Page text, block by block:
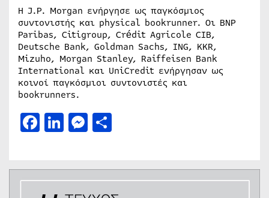
Η J.P. Morgan ενήργησε ως παγκόσμιος
συντονιστής και physical bookrunner. Οι BNP
Paribas, Citigroup, Crédit Agricole CIB,
Deutsche Bank, Goldman Sachs, ING, KKR,
Mizuho, Morgan Stanley, Raiffeisen Bank
International και UniCredit ενήργησαν ως
κοινοί παγκόσμιοι συντονιστές και
bookrunners.
Facebook
LinkedIn
Messenger